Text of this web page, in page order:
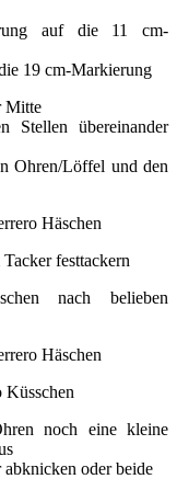
auf die 11 cm-
19 cm-Markierung
Mitte
Stellen übereinander
Ohren/Löffel und den
festtackern
nach belieben
Küsschen
noch eine kleine
oder beide